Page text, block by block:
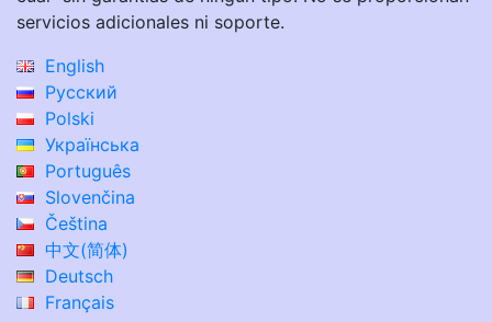
servicios adicionales ni soporte.
English
Русский
Polski
Українська
Português
Slovenčina
Čeština
中文(简体)
Deutsch
Français